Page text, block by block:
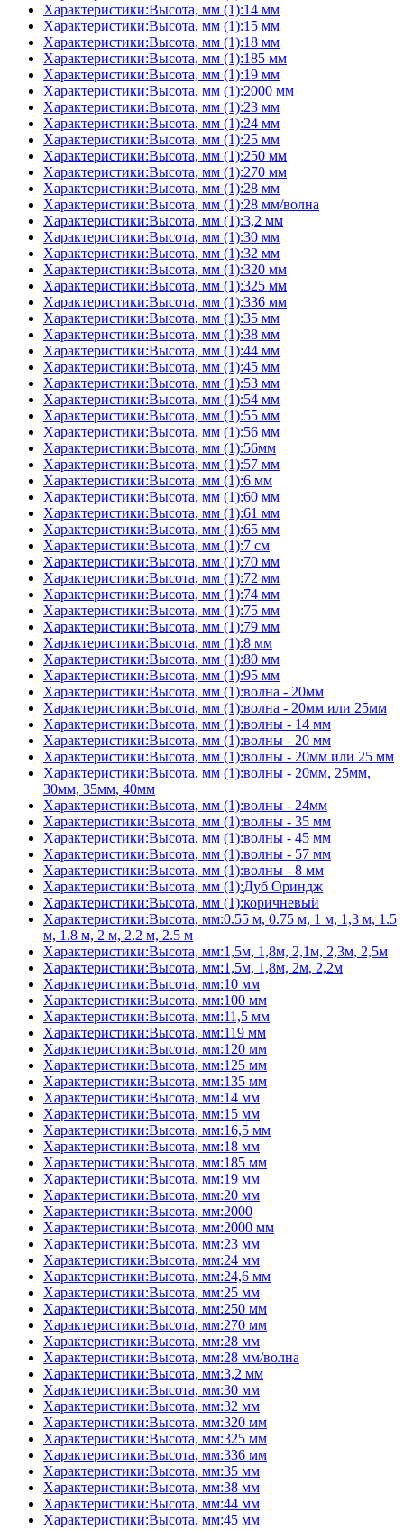
Характеристики:Высота, мм (1):14 мм
Характеристики:Высота, мм (1):15 мм
Характеристики:Высота, мм (1):18 мм
Характеристики:Высота, мм (1):185 мм
Характеристики:Высота, мм (1):19 мм
Характеристики:Высота, мм (1):2000 мм
Характеристики:Высота, мм (1):23 мм
Характеристики:Высота, мм (1):24 мм
Характеристики:Высота, мм (1):25 мм
Характеристики:Высота, мм (1):250 мм
Характеристики:Высота, мм (1):270 мм
Характеристики:Высота, мм (1):28 мм
Характеристики:Высота, мм (1):28 мм/волна
Характеристики:Высота, мм (1):3,2 мм
Характеристики:Высота, мм (1):30 мм
Характеристики:Высота, мм (1):32 мм
Характеристики:Высота, мм (1):320 мм
Характеристики:Высота, мм (1):325 мм
Характеристики:Высота, мм (1):336 мм
Характеристики:Высота, мм (1):35 мм
Характеристики:Высота, мм (1):38 мм
Характеристики:Высота, мм (1):44 мм
Характеристики:Высота, мм (1):45 мм
Характеристики:Высота, мм (1):53 мм
Характеристики:Высота, мм (1):54 мм
Характеристики:Высота, мм (1):55 мм
Характеристики:Высота, мм (1):56 мм
Характеристики:Высота, мм (1):56мм
Характеристики:Высота, мм (1):57 мм
Характеристики:Высота, мм (1):6 мм
Характеристики:Высота, мм (1):60 мм
Характеристики:Высота, мм (1):61 мм
Характеристики:Высота, мм (1):65 мм
Характеристики:Высота, мм (1):7 см
Характеристики:Высота, мм (1):70 мм
Характеристики:Высота, мм (1):72 мм
Характеристики:Высота, мм (1):74 мм
Характеристики:Высота, мм (1):75 мм
Характеристики:Высота, мм (1):79 мм
Характеристики:Высота, мм (1):8 мм
Характеристики:Высота, мм (1):80 мм
Характеристики:Высота, мм (1):95 мм
Характеристики:Высота, мм (1):волна - 20мм
Характеристики:Высота, мм (1):волна - 20мм или 25мм
Характеристики:Высота, мм (1):волны - 14 мм
Характеристики:Высота, мм (1):волны - 20 мм
Характеристики:Высота, мм (1):волны - 20мм или 25 мм
Характеристики:Высота, мм (1):волны - 20мм, 25мм,
30мм, 35мм, 40мм
Характеристики:Высота, мм (1):волны - 24мм
Характеристики:Высота, мм (1):волны - 35 мм
Характеристики:Высота, мм (1):волны - 45 мм
Характеристики:Высота, мм (1):волны - 57 мм
Характеристики:Высота, мм (1):волны - 8 мм
Характеристики:Высота, мм (1):Дуб Ориндж
Характеристики:Высота, мм (1):коричневый
Характеристики:Высота, мм:0.55 м, 0.75 м, 1 м, 1,3 м, 1.5
м, 1.8 м, 2 м, 2.2 м, 2.5 м
Характеристики:Высота, мм:1,5м, 1,8м, 2,1м, 2,3м, 2,5м
Характеристики:Высота, мм:1,5м, 1,8м, 2м, 2,2м
Характеристики:Высота, мм:10 мм
Характеристики:Высота, мм:100 мм
Характеристики:Высота, мм:11,5 мм
Характеристики:Высота, мм:119 мм
Характеристики:Высота, мм:120 мм
Характеристики:Высота, мм:125 мм
Характеристики:Высота, мм:135 мм
Характеристики:Высота, мм:14 мм
Характеристики:Высота, мм:15 мм
Характеристики:Высота, мм:16,5 мм
Характеристики:Высота, мм:18 мм
Характеристики:Высота, мм:185 мм
Характеристики:Высота, мм:19 мм
Характеристики:Высота, мм:20 мм
Характеристики:Высота, мм:2000
Характеристики:Высота, мм:2000 мм
Характеристики:Высота, мм:23 мм
Характеристики:Высота, мм:24 мм
Характеристики:Высота, мм:24,6 мм
Характеристики:Высота, мм:25 мм
Характеристики:Высота, мм:250 мм
Характеристики:Высота, мм:270 мм
Характеристики:Высота, мм:28 мм
Характеристики:Высота, мм:28 мм/волна
Характеристики:Высота, мм:3,2 мм
Характеристики:Высота, мм:30 мм
Характеристики:Высота, мм:32 мм
Характеристики:Высота, мм:320 мм
Характеристики:Высота, мм:325 мм
Характеристики:Высота, мм:336 мм
Характеристики:Высота, мм:35 мм
Характеристики:Высота, мм:38 мм
Характеристики:Высота, мм:44 мм
Характеристики:Высота, мм:45 мм